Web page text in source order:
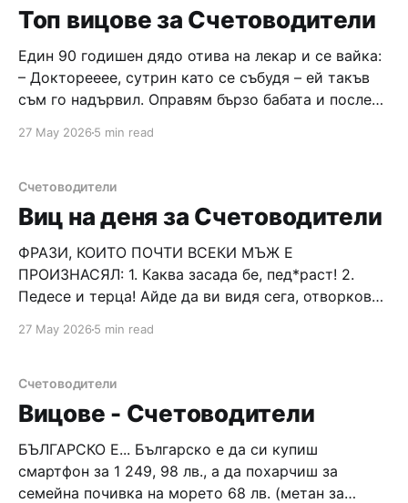
напишем "
Топ вицове за Счетоводители
Един 90 годишен дядо отива на лекар и се вайка:
– Докторееее, сутрин като се събудя – ей такъв
съм го надървил. Оправям бързо бабата и после
една тъпанарка. След закуска минавам през парка
27 May 2026 5 min read
Счетоводители
Виц на деня за Счетоводители
ФРАЗИ, КОИТО ПОЧТИ ВСЕКИ МЪЖ Е
ПРОИЗНАСЯЛ: 1. Каква засада бе, пед*раст! 2.
Педесе и терца! Айде да ви видя сега, отворковци
ли си? 4. Ще закъснея, че изникнаха едни спешни
27 May 2026 5 min read
Счетоводители
Вицове - Счетоводители
БЪЛГАРСКО Е... Българско е да си купиш
смартфон за 1 249, 98 лв., а да похарчиш за
семейна почивка на морето 68 лв. (метан за